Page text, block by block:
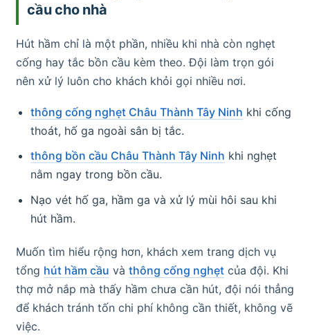
cầu cho nhà
Hút hầm chỉ là một phần, nhiều khi nhà còn nghẹt
cống hay tắc bồn cầu kèm theo. Đội làm trọn gói
nên xử lý luôn cho khách khỏi gọi nhiều nơi.
thông cống nghẹt Châu Thành Tây Ninh khi cống
thoát, hố ga ngoài sân bị tắc.
thông bồn cầu Châu Thành Tây Ninh khi nghẹt
nằm ngay trong bồn cầu.
Nạo vét hố ga, hầm ga và xử lý mùi hôi sau khi
hút hầm.
Muốn tìm hiểu rộng hơn, khách xem trang dịch vụ
tổng hút hầm cầu và thông cống nghẹt của đội. Khi
thợ mở nắp mà thấy hầm chưa cần hút, đội nói thẳng
để khách tránh tốn chi phí không cần thiết, không vẽ
việc.